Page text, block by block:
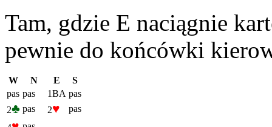
Tam, gdzie E naciągnie
pewnie do końcówki
W N E
S
pas pas 1BA pas
2♣ pas 2♥
pas